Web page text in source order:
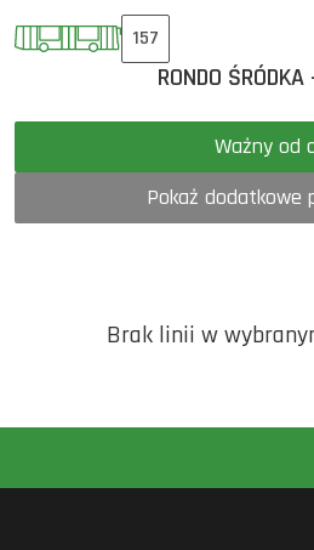
157
RONDO
Pokaż dodatkowe
Brak linii w